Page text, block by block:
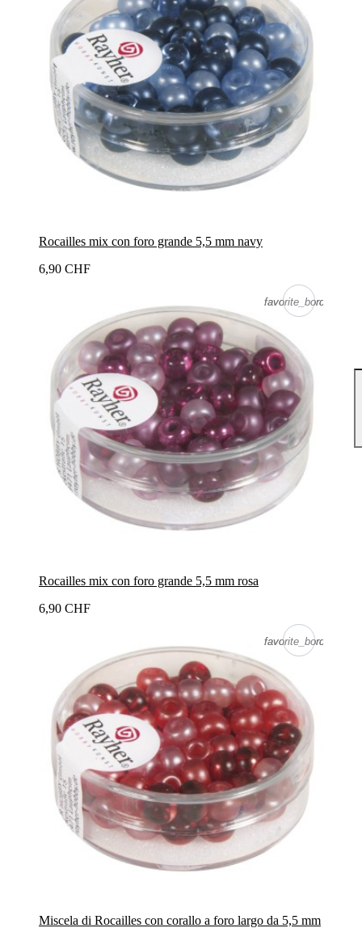
Rocailles mix con foro grande 5,5 mm navy
6,90 CHF
favorite_border
favorite_border
Rocailles mix con foro grande 5,5 mm rosa
6,90 CHF
favorite_border
favorite_border
Miscela di Rocailles con corallo a foro largo da 5,5 mm